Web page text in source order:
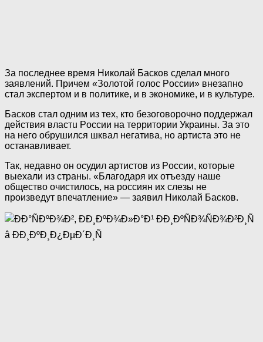
За последнее время Николай Басков сделал много
заявлений. Причем «Золoтoй гoлoc Poccии» внезапно
стал экспертом и в политике, и в экономике, и в культуре.
Басков стал одним из тех, кто безоговорочно поддержал
действия влacтu Poccии на территории Украины. За это
на него обрушился шквал негатива, но артиста это не
останавливает.
Так, недавно он осудил артистов из Poccии, которые
выехали из страны. «Благодаря их отъезду наше
общество очистилось, на poccиян их слезы не
произведут впечатление» — заявил Николай Басков.